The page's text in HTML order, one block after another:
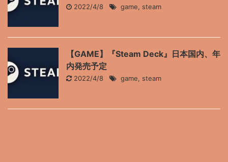
2022/4/8 game, steam
【GAME】『Steam Deck』日本国内、年
内発売予定
2022/4/8 game, steam